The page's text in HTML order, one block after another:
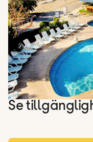
Se bilder
Se